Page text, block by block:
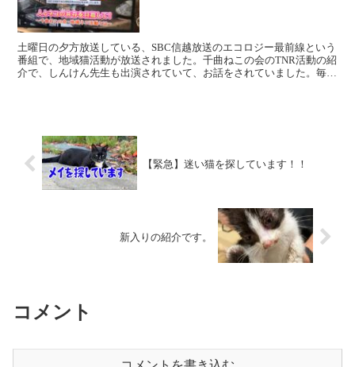
土曜日の夕方放送している、SBC信越放送のエコロジー最前線という
番組で、地域猫活動が放送されました。千曲ねこの会のTNR活動の紹
介で、しんけん先生も出演されていて、お話をされていました。毎月
【緊急】迷い猫を探しています！！
新入りの紹介です。
コメント